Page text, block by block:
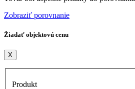
Zobraziť porovnanie
Žiadať objektovú cenu
X
Produkt